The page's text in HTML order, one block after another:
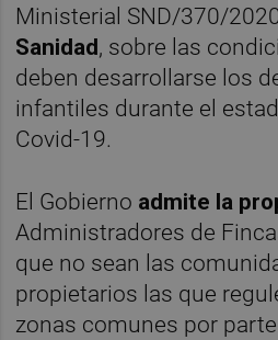
Ministerial SND/370/
Sanidad, sobre las
deben desarrollarse los
infantiles durante el
Covid-19.
El Gobierno admite la
Administradores de
que no sean las
propietarios las que
zonas comunes por